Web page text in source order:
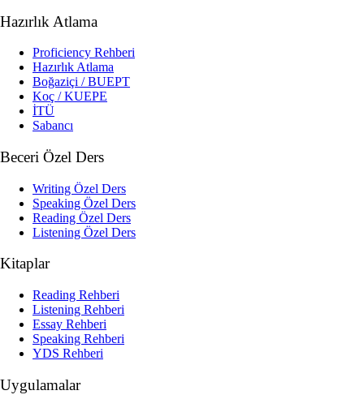
Hazırlık Atlama
Proficiency Rehberi
Hazırlık Atlama
Boğaziçi / BUEPT
Koç / KUEPE
İTÜ
Sabancı
Beceri Özel Ders
Writing Özel Ders
Speaking Özel Ders
Reading Özel Ders
Listening Özel Ders
Kitaplar
Reading Rehberi
Listening Rehberi
Essay Rehberi
Speaking Rehberi
YDS Rehberi
Uygulamalar